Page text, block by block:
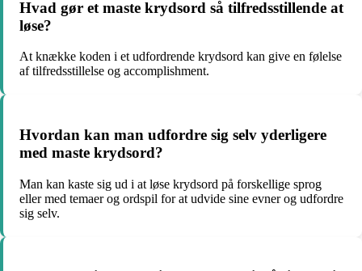
Hvad gør et maste krydsord så tilfredsstillende at
løse?
At knække koden i et udfordrende krydsord kan give en følelse
af tilfredsstillelse og accomplishment.
Hvordan kan man udfordre sig selv yderligere
med maste krydsord?
Man kan kaste sig ud i at løse krydsord på forskellige sprog
eller med temaer og ordspil for at udvide sine evner og udfordre
sig selv.